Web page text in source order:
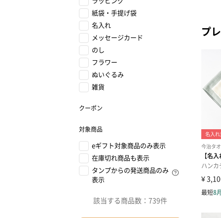
紙袋・手提げ袋
名入れ
メッセージカード
のし
フラワー
ぬいぐるみ
雑貨
クーポン
対象商品
eギフト対象商品のみ表示
在庫切れ商品も表示
タンプからの発送商品のみ
表示
該当する商品数： 739件
プ